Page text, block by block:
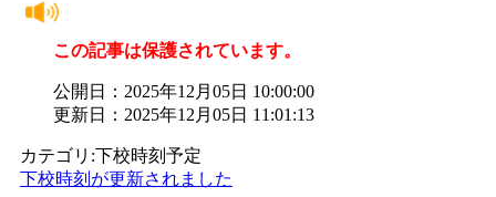
この記事は保護されています。
公開日：2025年12月05日 10:00:00
更新日：2025年12月05日 11:01:13
カテゴリ:下校時刻予定
下校時刻が更新されました